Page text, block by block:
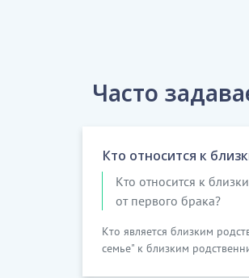
Часто
Кто относится к
Кто относится к
от первого брака?
Кто является близким
семье" к близким